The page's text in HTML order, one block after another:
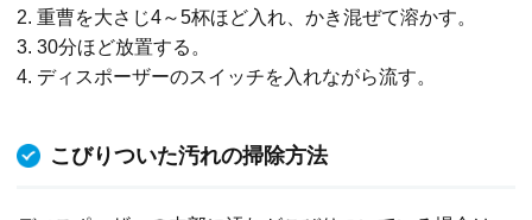
2. 重曹を大さじ4～5杯ほど入れ、かき混ぜて溶かす。
3. 30分ほど放置する。
4. ディスポーザーのスイッチを入れながら流す。
こびりついた汚れの掃除方法